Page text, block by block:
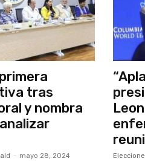
tras
y nombra
- mayo 28, 2024